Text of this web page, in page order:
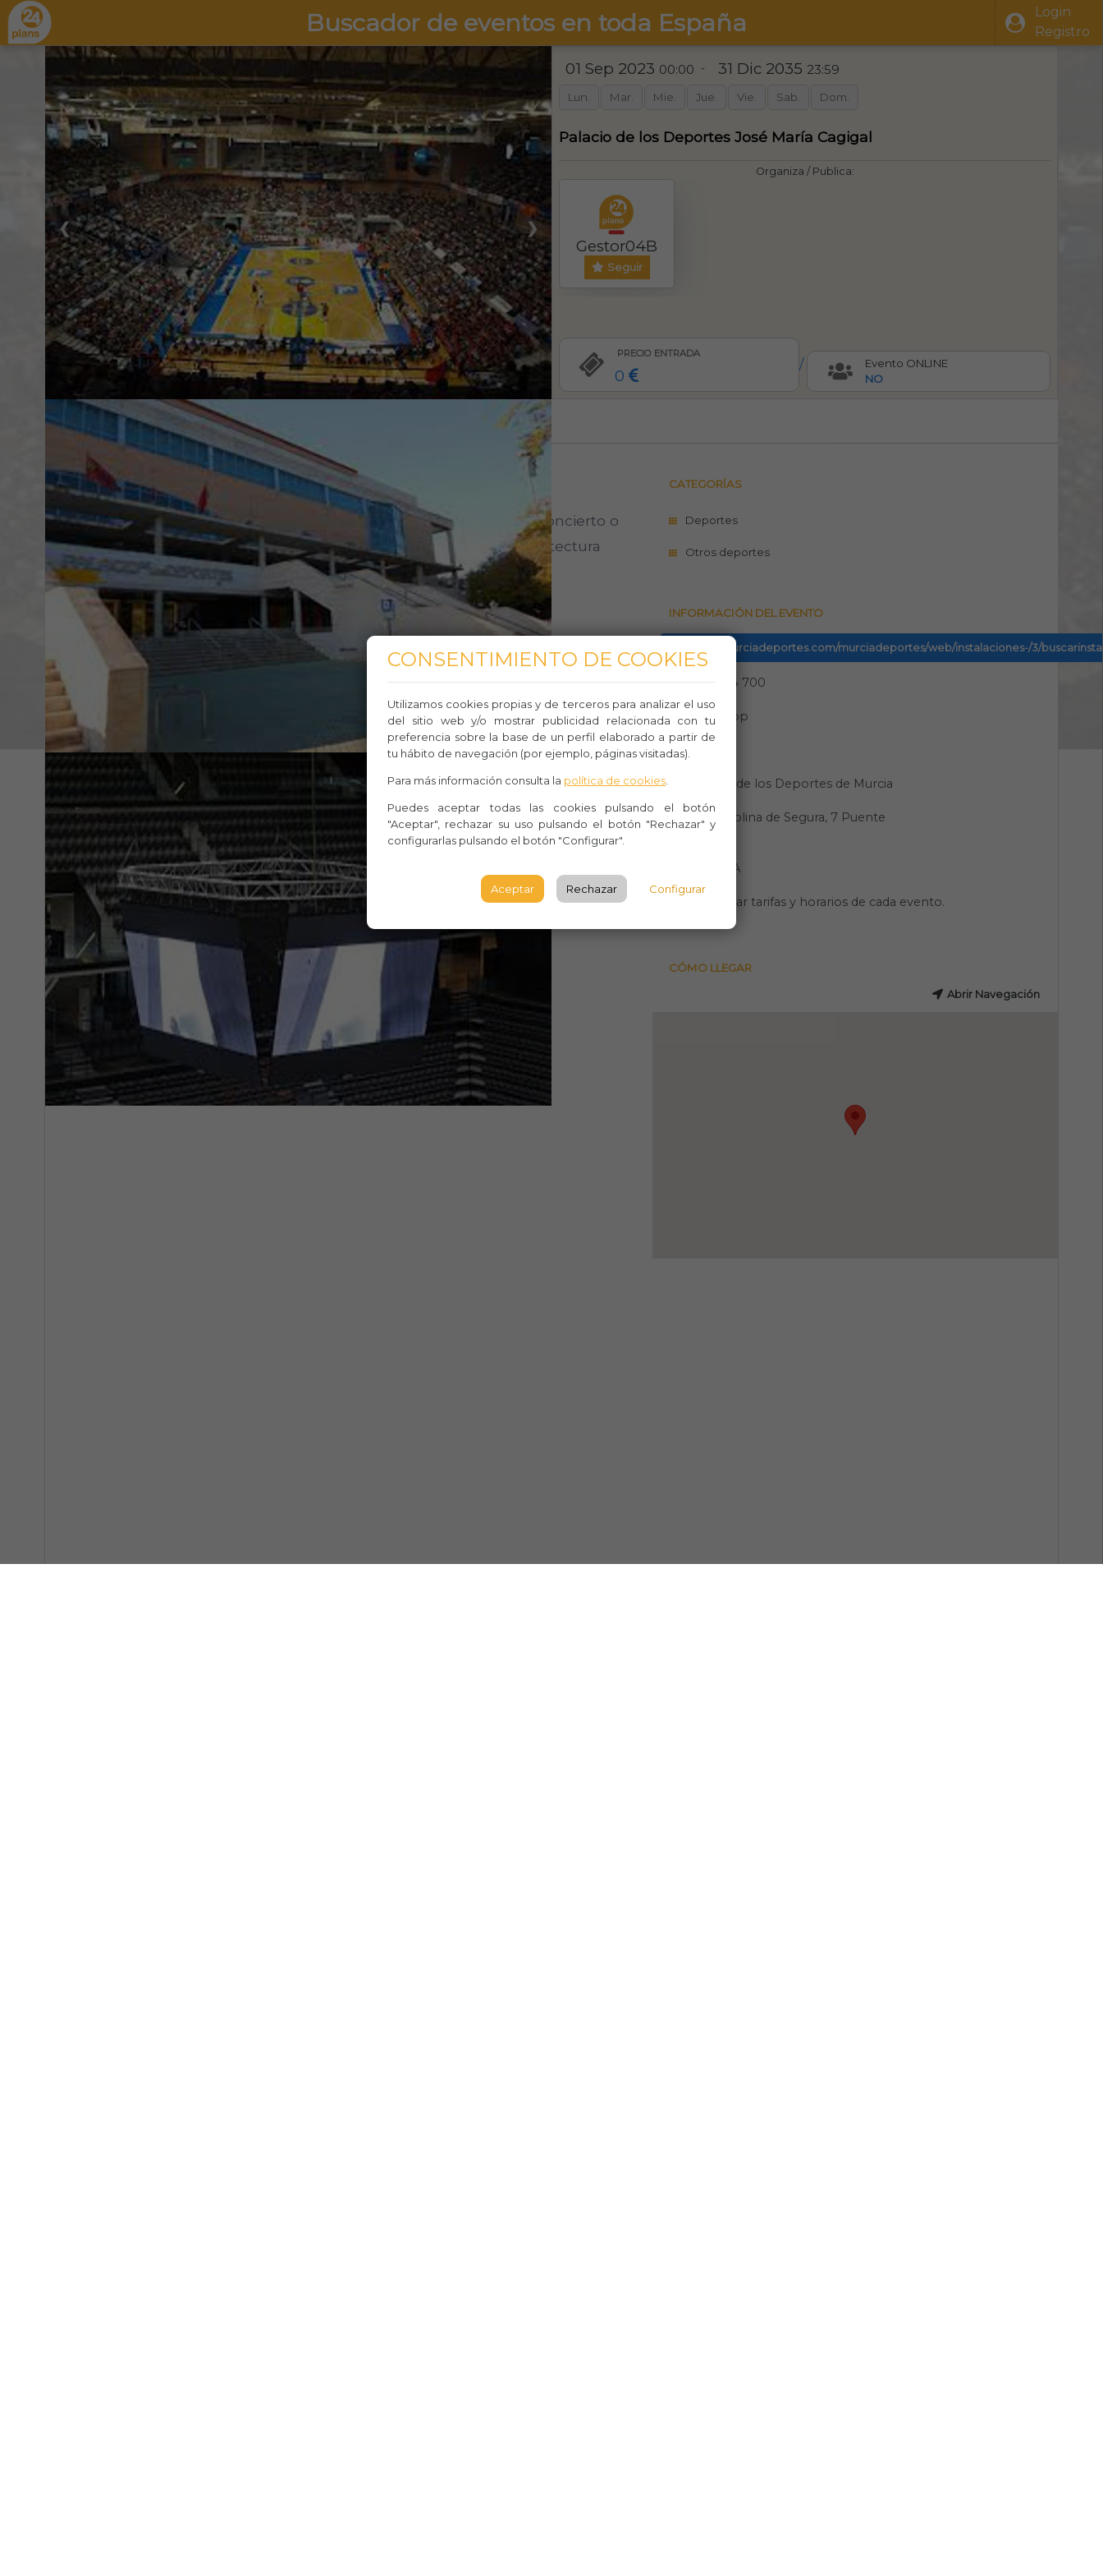
Buscador de eventos en toda España
Login
Registro
❮ ❯
01 Sep 2023 00:00 - 31 Dic 2035 23:59
Lun. Mar. Mie. Jue. Vie. Sab. Dom.
Palacio de los Deportes José María Cagigal
Organiza / Publica:
Gestor04B
Seguir
PRECIO ENTRADA
0
/
Evento ONLINE
NO
0 0
SOBRE EL EVENTO
Este podría interesarte si deseas acudir a algún evento deportivo, concierto o
espectáculo, ya que se trata de un espacio multiusos con una arquitectura
digna de ver.
DESCARGAS
CATEGORÍAS
Deportes
Otros deportes
INFORMACIÓN DEL EVENTO
https://murciadeportes.com/murciadeportes/web/instalaciones-/3/
968 374 700
Whasapp
Palacio de los Deportes de Murcia
Calle Molina de Segura, 7 Puente
Tocinos
MURCIA
Consultar tarifas y horarios de cada evento.
CÓMO LLEGAR
Abrir Navegación
CONSENTIMIENTO DE COOKIES
Utilizamos cookies propias y de terceros para analizar el uso
del sitio web y/o mostrar publicidad relacionada con tu
preferencia sobre la base de un perfil elaborado a partir de
tu hábito de navegación (por ejemplo, páginas visitadas).
Para más información consulta la política de cookies
Puedes aceptar todas las cookies pulsando el botón
"Aceptar", rechazar su uso pulsando el botón "Rechazar" y
configurarlas pulsando el botón "Configurar".
Aceptar Rechazar Configurar